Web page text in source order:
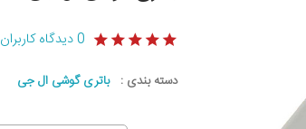
0دیدگاه کاربران
دسته بندی : باتری گوشی ال جی